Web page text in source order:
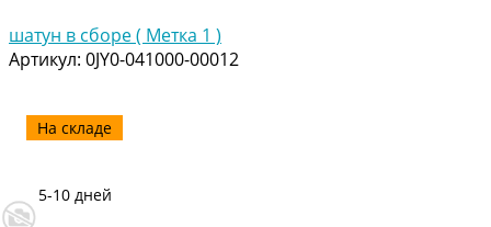
шатун в сборе ( Метка 1 )
Артикул: 0JY0-041000-00012
На складе
5-10 дней